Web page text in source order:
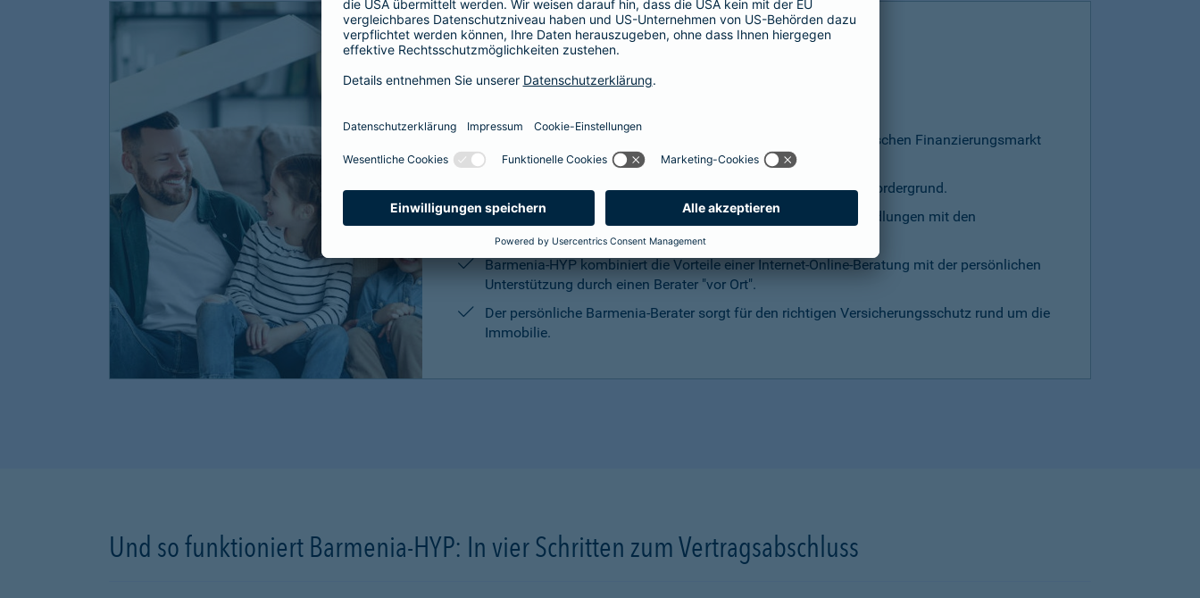
Vorteile der Barmenia-HYP
Barmenia-HYP kann durch den Zugriff auf den gesamten deutschen Finanzierungsmarkt
flexibel auf Ihre Wünsche reagieren.
Die Machbarkeit der Finanzierung zum besten Preis steht im Vordergrund.
Die persönliche Beratung, die Marktrecherchen und die Verhandlungen mit den
Kreditanbietern sind kostenlos und unverbindlich.
Barmenia-HYP kombiniert die Vorteile einer Internet-Online-Beratung mit der persönlichen
Unterstützung durch einen Berater "vor Ort".
Der persönliche Barmenia-Berater sorgt für den richtigen Versicherungsschutz rund um die
Immobilie.
Und so funktioniert Barmenia-HYP: In vier Schritten zum Vertragsabschluss